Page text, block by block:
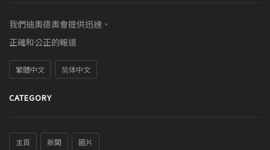
我們迪奧德奧會提供迅速、
正確和公正的報道
繁體中文 简体中文
CATEGORY
主頁 新聞 圖片